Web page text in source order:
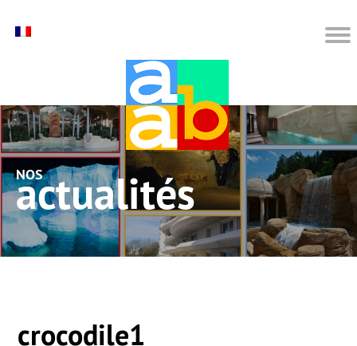
nos actualités
crocodile1